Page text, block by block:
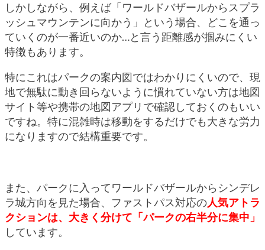
しかしながら、例えば「ワールドバザールからスプラ
ッシュマウンテンに向かう」という場合、どこを通っ
ていくのが一番近いのか…と言う距離感が掴みにくい
特徴もあります。
特にこれはパークの案内図ではわかりにくいので、現
地で無駄に動き回らないように慣れていない方は地図
サイト等や携帯の地図アプリで確認しておくのもいい
ですね。特に混雑時は移動をするだけでも大きな労力
になりますので結構重要です。
また、パークに入ってワールドバザールからシンデレ
ラ城方向を見た場合、ファストパス対応の人気アトラ
クションは、大きく分けて「パークの右半分に集中」
しています。